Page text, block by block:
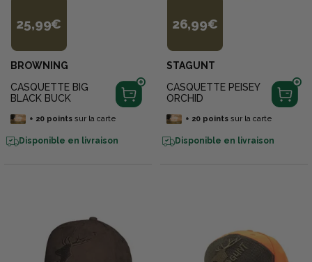
25,99€
BROWNING
CASQUETTE BIG
BLACK BUCK
+ 20pointssur la carte
Disponible en livraison
26,99€
STAGUNT
CASQUETTE PEISEY
ORCHID
+ 20pointssur la carte
Disponible en livraison